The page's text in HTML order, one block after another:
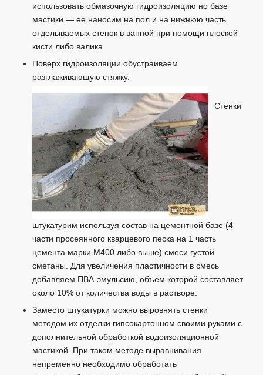
использовать обмазочную гидроизоляцию но базе
мастики — ее наносим на пол и на нижнюю часть
отделываемых стенок в ванной при помощи плоской
кисти либо валика.
Поверх гидроизоляции обустраиваем
разглаживающую стяжку.
Стенки
штукатурим используя состав на цементной базе (4
части просеянного кварцевого песка на 1 часть
цемента марки М400 либо выше) смеси густой
сметаны. Для увеличения пластичности в смесь
добавляем ПВА-эмульсию, объем которой составляет
около 10% от количества воды в растворе.
Заместо штукатурки можно выровнять стенки
методом их отделки гипсокартонном своими руками с
дополнительной обработкой водоизоляционной
мастикой. При таком методе выравнивания
непременно необходимо обработать